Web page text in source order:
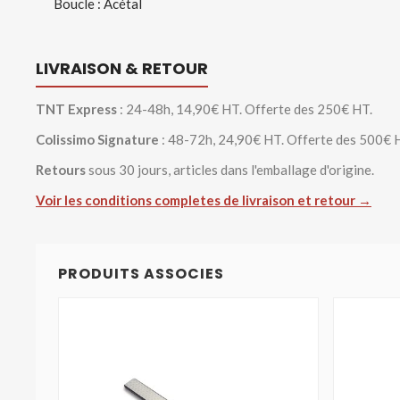
Boucle : Acétal
LIVRAISON & RETOUR
TNT Express : 24-48h, 14,90€ HT. Offerte des 250€ HT.
Colissimo Signature : 48-72h, 24,90€ HT. Offerte des 500€
Retourssous 30 jours, articles dans l'emballage d'origine.
Voir les conditions completes de livraison et retour →
PRODUITS ASSOCIES